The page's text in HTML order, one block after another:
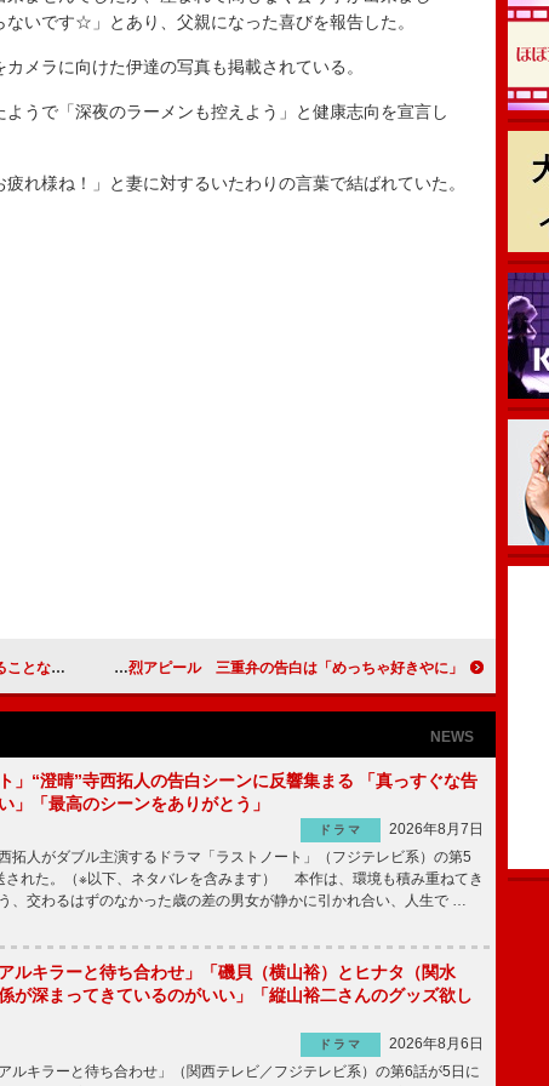
いです☆」とあり、父親になった喜びを報告した。
メラに向けた伊達の写真も掲載されている。
うで「深夜のラーメンも控えよう」と健康志向を宣言し
れ様ね！」と妻に対するいたわりの言葉で結ばれていた。
とテヨン 西野カナ、故郷の三重県を猛烈アピール 三重弁の告白は「めっちゃ好きやに」
NEWS
ト」“澄晴”寺西拓人の告白シーンに反響集まる 「真っすぐな告
」「最高のシーンをありがとう」
ドラマ
2026年8月7日
拓人がダブル主演するドラマ「ラストノート」（フジテレビ系）の第5
された。（※以下、ネタバレを含みます） 本作は、環境も積み重ねてき
、交わるはずのなかった歳の差の男女が静かに引かれ合い、人生で …
アルキラーと待ち合わせ」「磯貝（横山裕）とヒナタ（関水
が深まってきているのがいい」「縦山裕二さんのグッズ欲し
ドラマ
2026年8月6日
ルキラーと待ち合わせ」（関西テレビ／フジテレビ系）の第6話が5日に